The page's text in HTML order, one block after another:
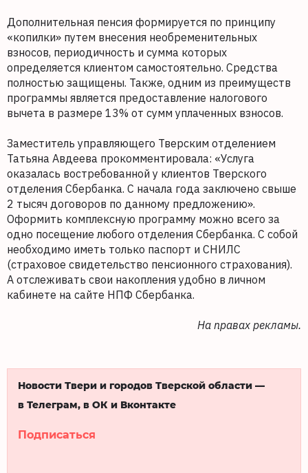
Дополнительная пенсия формируется по принципу
«копилки» путем внесения необременительных
взносов, периодичность и сумма которых
определяется клиентом самостоятельно. Средства
полностью защищены. Также, одним из преимуществ
программы является предоставление налогового
вычета в размере 13% от сумм уплаченных взносов.
Заместитель управляющего Тверским отделением
Татьяна Авдеева прокомментировала: «Услуга
оказалась востребованной у клиентов Тверского
отделения Сбербанка. С начала года заключено свыше
2 тысяч договоров по данному предложению».
Оформить комплексную программу можно всего за
одно посещение любого отделения Сбербанка. С собой
необходимо иметь только паспорт и СНИЛС
(страховое свидетельство пенсионного страхования).
А отслеживать свои накопления удобно в личном
кабинете на сайте НПФ Сбербанка.
На правах рекламы.
Новости Твери и городов Тверской области —
в Телеграм, в ОК и Вконтакте
Подписаться